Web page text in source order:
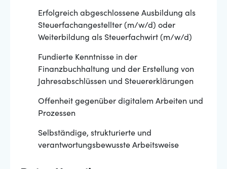
Erfolgreich abgeschlossene Ausbildung als
Steuerfachangestellter (m/w/d) oder
Weiterbildung als Steuerfachwirt (m/w/d)
Fundierte Kenntnisse in der
Finanzbuchhaltung und der Erstellung von
Jahresabschlüssen und Steuererklärungen
Offenheit gegenüber digitalem Arbeiten und
Prozessen
Selbständige, strukturierte und
verantwortungsbewusste Arbeitsweise